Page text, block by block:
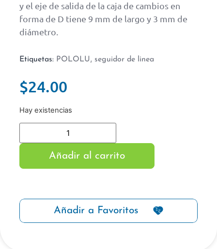
y el eje de salida de la caja de cambios en
forma de D tiene 9 mm de largo y 3 mm de
diámetro.
Etiquetas: POLOLU, seguidor de linea
$24.00
Hay existencias
Añadir al carrito
Añadir a Favoritos